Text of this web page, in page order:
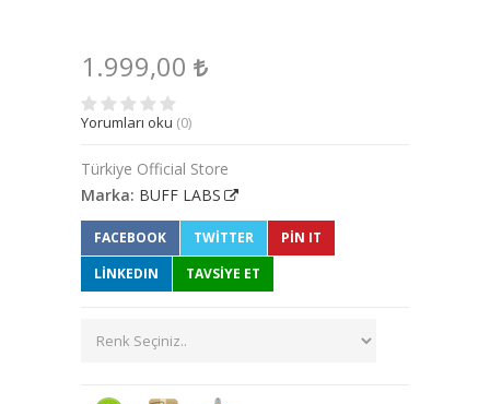
1.999,00
Yorumları oku (0)
Türkiye Official Store
Marka: BUFF LABS
FACEBOOK TWITTER
PIN IT
LINKEDIN
TAVSİYE ET